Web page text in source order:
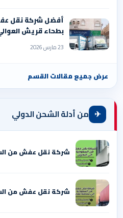
أفضل شركة نقل
بطحاء قريش
23 مارس 2026
عرض جميع مقالات القسم
✈ من أدلة الشحن الدولي
شركة نقل عفش من
شركة نقل عفش من